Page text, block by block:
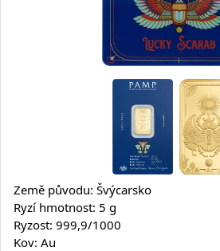
Země původu: Švýcarsko
Ryzí hmotnost: 5 g
Ryzost: 999,9/1000
Kov: Au